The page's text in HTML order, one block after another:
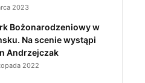
2023
Bożonarodzeniowy w
Na scenie wystąpi
Andrzejczak
2022